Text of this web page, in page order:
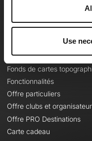
Use
Contact
Offres
Fonds de cartes
Fonctionnalités
Offre particuliers
Offre clubs et
Offre PRO Destinations
Carte cadeau